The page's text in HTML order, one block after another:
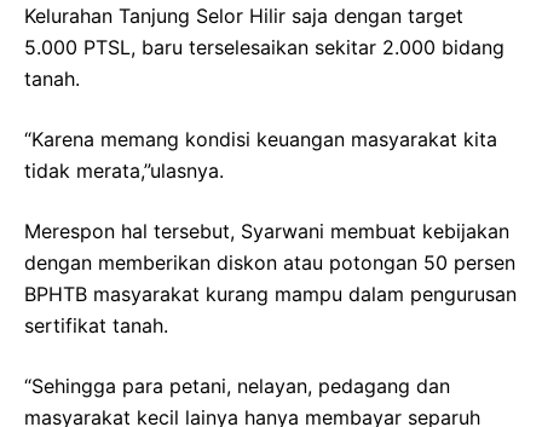
Kelurahan Tanjung Selor Hilir saja dengan target
5.000 PTSL, baru terselesaikan sekitar 2.000 bidang
tanah.
“Karena memang kondisi keuangan masyarakat kita
tidak merata,”ulasnya.
Merespon hal tersebut, Syarwani membuat kebijakan
dengan memberikan diskon atau potongan 50 persen
BPHTB masyarakat kurang mampu dalam pengurusan
sertifikat tanah.
“Sehingga para petani, nelayan, pedagang dan
masyarakat kecil lainya hanya membayar separuh